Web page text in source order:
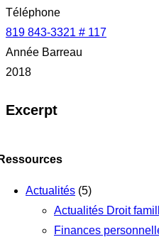
Téléphone
819 843-3321 # 117
Année Barreau
2018
Excerpt
Actualités (5)
Actualités Droit
Finances